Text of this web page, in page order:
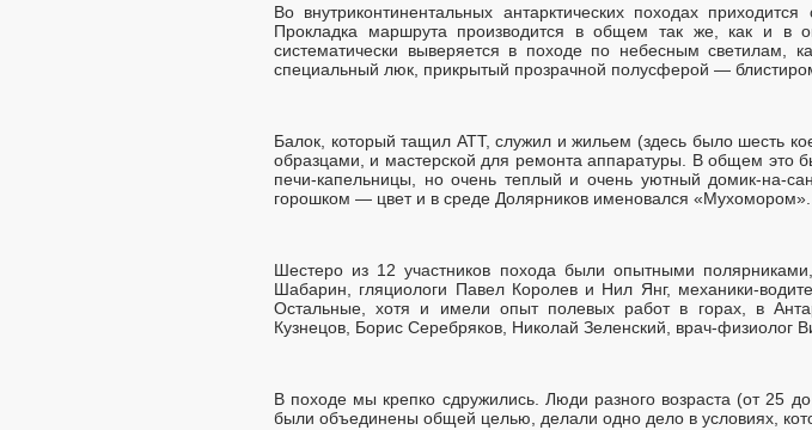
Во внутриконтинентальных антарктических походах
Прокладка маршрута производится в общем так же, как и в
систематически выверяется в походе по небесным светилам,
специальный люк, прикрытый прозрачной полусферой —
Балок, который тащил АТТ, служил и жильем (здесь было шесть
образцами, и мастерской для ремонта аппаратуры. В общем это
печи-капельницы, но очень теплый и очень уютный домик-
горошком — цвет и в среде Долярников именовался «Мухомором».
Шестеро из 12 участников похода были опытными
Шабарин, гляциологи Павел Королев и Нил Янг, механики-
Остальные, хотя и имели опыт полевых работ в горах, в
Кузнецов, Борис Серебряков, Николай Зеленский, врач-физиолог
В походе мы крепко сдружились. Люди разного возраста (от 25
были объединены общей целью, делали одно дело в условиях,